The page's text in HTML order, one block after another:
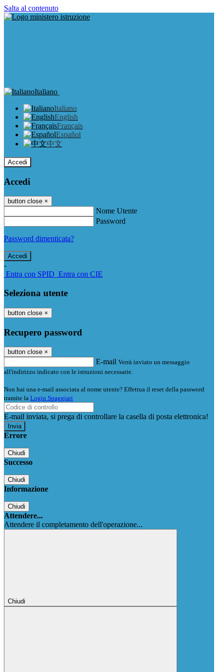
Salta al contenuto
Italiano
Italiano
English
Français
Español
中文
Accedi
Accedi
button close ×
Nome Utente
Password
Password dimenticata?
-
Entra con SPID Entra con CIE
Seleziona utente
button close ×
Recupero password
button close ×
E-mail Verrà inviato un messaggio
all'indirizzo indicato con le istruzioni necessarie.
Non hai una e-mail associata al nome utente? Effettua il reset della password
tramite la Login Spaggiari
E-mail inviata, si prega di controllare la casella di posta elettronica!
Errore
Chiudi
Successo
Chiudi
Informazione
Chiudi
Attendere...
Attendere il completamento dell'operazione...
Chiudi